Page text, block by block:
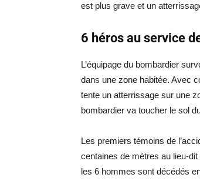
est plus grave et un
6 héros au service
L’équipage du bombardier
dans une zone habitée. Avec
tente un atterrissage sur une
bombardier va toucher le sol
Les premiers témoins de
centaines de mètres au lieu-
les 6 hommes sont décédés